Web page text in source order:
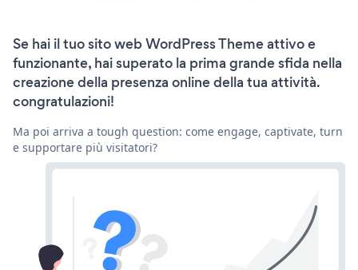
Se hai il tuo sito web WordPress Theme attivo e
funzionante, hai superato la prima grande sfida nella
creazione della presenza online della tua attività.
congratulazioni!
Ma poi arriva a tough question: come engage, captivate, turn
e supportare più visitatori?